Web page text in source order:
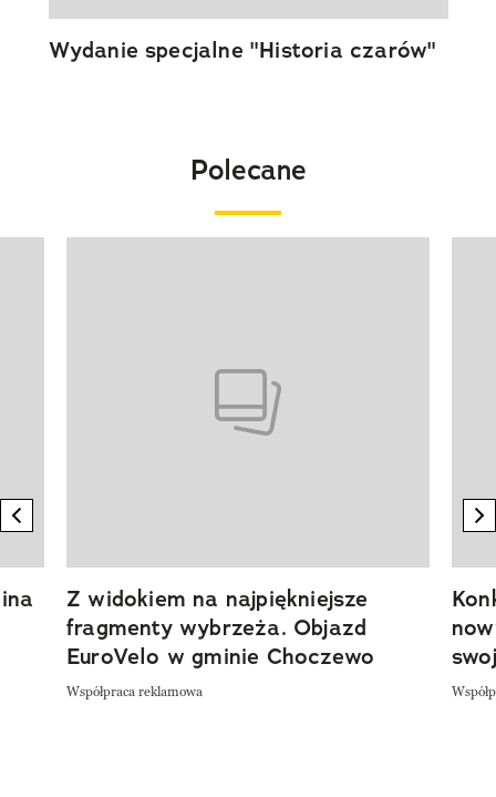
Wydanie specjalne "Historia czarów"
Polecane
previous element
Z widokiem na najpiękniejsze
fragmenty wybrzeża. Objazd
EuroVelo w gminie Choczewo
Współpraca reklamowa